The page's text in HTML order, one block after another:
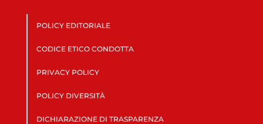
POLICY EDITORIALE
CODICE ETICO CONDOTTA
PRIVACY POLICY
POLICY DIVERSITÀ
DICHIARAZIONE DI TRASPARENZA